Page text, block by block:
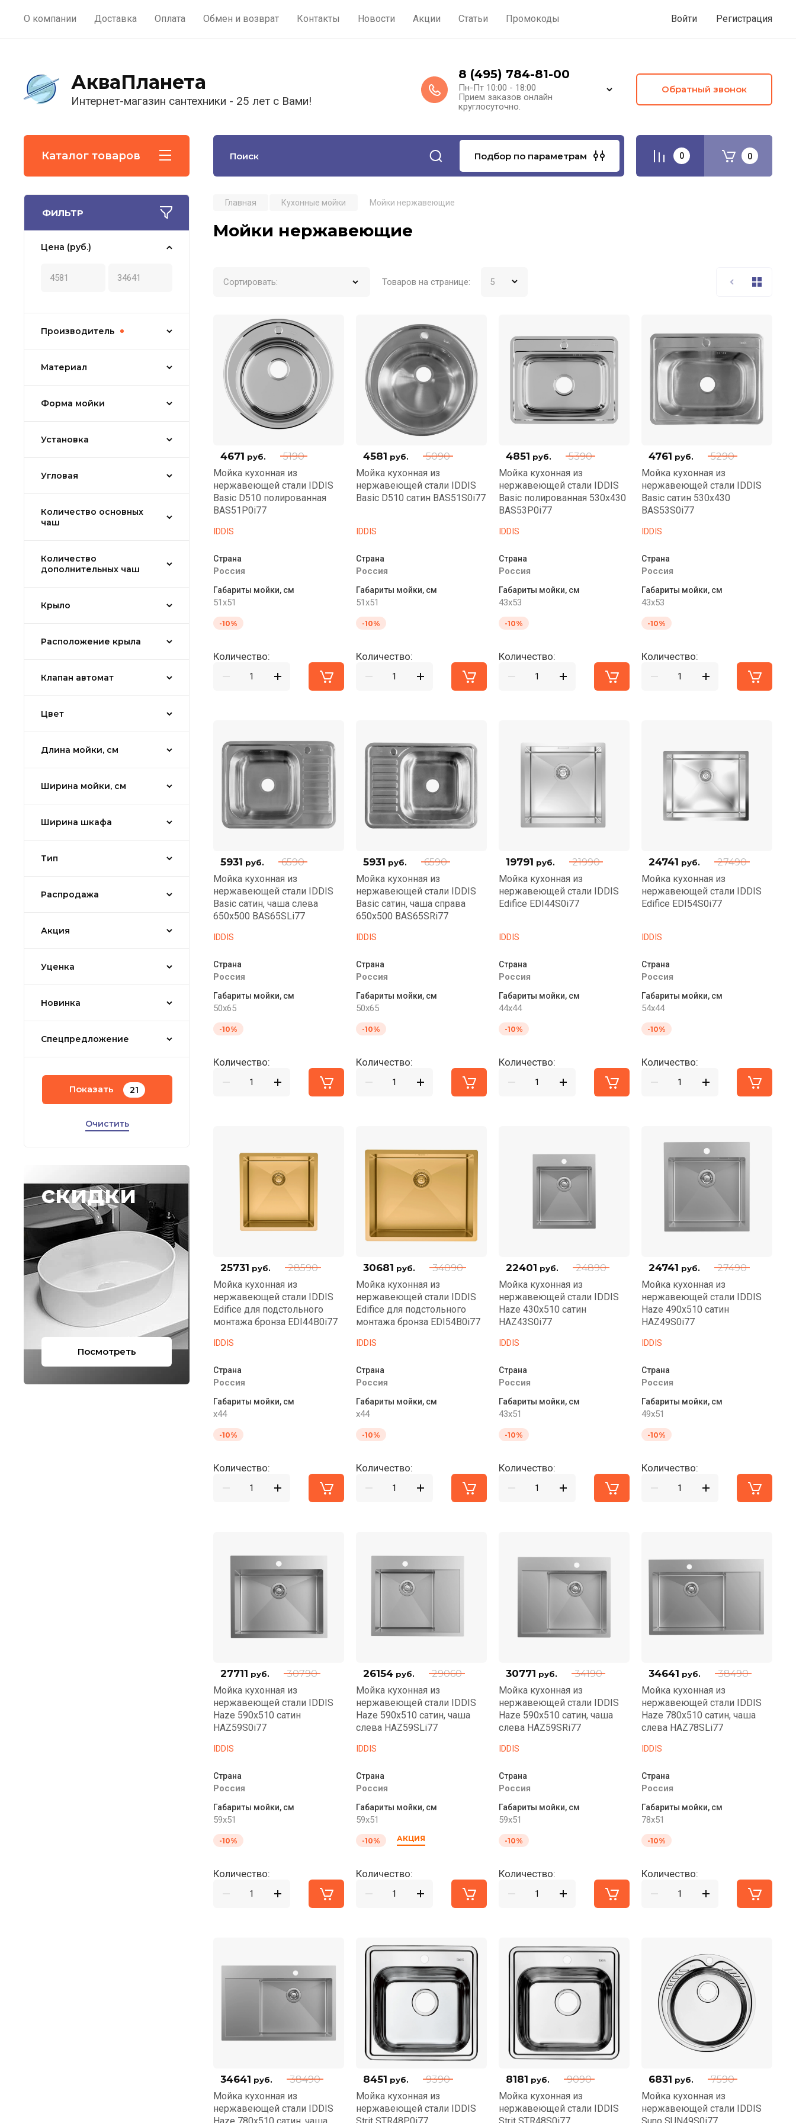
О компании Доставка Оплата Обмен и возврат Контакты Новости Акции Статьи Промокоды Войти Регистрация
АкваПланета
Интернет-магазин сантехники - 25 лет с Вами!
8 (495) 784-81-00
Пн-Пт 10:00 - 18:00
Прием заказов онлайн
круглосуточно.
Обратный звонок
Каталог товаров Подбор по параметрам 0 0
ФИЛЬТР
Цена (руб.)
Производитель
Материал
Форма мойки
Установка
Угловая
Количество основных
чаш
Количество
дополнительных чаш
Крыло
Расположение крыла
Клапан автомат
Цвет
Длина мойки, см
Ширина мойки, см
Ширина шкафа
Тип
Распродажа
Акция
Уценка
Новинка
Спецпредложение
Показать 21
Очистить
скидки
Посмотреть
Главная Кухонные мойки Мойки нержавеющие
Мойки нержавеющие
Сортировать: Товаров на странице:
5190
4671 руб.
Мойка кухонная из
нержавеющей стали IDDIS
Basic D510 полированная
BAS51P0i77
IDDIS
Страна
Россия
Габариты мойки, см
51x51
-10%
Количество:
5090
4581 руб.
Мойка кухонная из
нержавеющей стали IDDIS
Basic D510 сатин BAS51S0i77
IDDIS
Страна
Россия
Габариты мойки, см
51x51
-10%
Количество:
5390
4851 руб.
Мойка кухонная из
нержавеющей стали IDDIS
Basic полированная 530x430
BAS53P0i77
IDDIS
Страна
Россия
Габариты мойки, см
43x53
-10%
Количество:
5290
4761 руб.
Мойка кухонная из
нержавеющей стали IDDIS
Basic сатин 530x430
BAS53S0i77
IDDIS
Страна
Россия
Габариты мойки, см
43x53
-10%
Количество:
6590
5931 руб.
Мойка кухонная из
нержавеющей стали IDDIS
Basic сатин, чаша слева
650x500 BAS65SLi77
IDDIS
Страна
Россия
Габариты мойки, см
50x65
-10%
Количество:
6590
5931 руб.
Мойка кухонная из
нержавеющей стали IDDIS
Basic сатин, чаша справа
650x500 BAS65SRi77
IDDIS
Страна
Россия
Габариты мойки, см
50x65
-10%
Количество:
21990
19791 руб.
Мойка кухонная из
нержавеющей стали IDDIS
Edifice EDI44S0i77
IDDIS
Страна
Россия
Габариты мойки, см
44x44
-10%
Количество:
27490
24741 руб.
Мойка кухонная из
нержавеющей стали IDDIS
Edifice EDI54S0i77
IDDIS
Страна
Россия
Габариты мойки, см
54x44
-10%
Количество:
28590
25731 руб.
Мойка кухонная из
нержавеющей стали IDDIS
Edifice для подстольного
монтажа бронза EDI44B0i77
IDDIS
Страна
Россия
Габариты мойки, см
x44
-10%
Количество:
34090
30681 руб.
Мойка кухонная из
нержавеющей стали IDDIS
Edifice для подстольного
монтажа бронза EDI54B0i77
IDDIS
Страна
Россия
Габариты мойки, см
x44
-10%
Количество:
24890
22401 руб.
Мойка кухонная из
нержавеющей стали IDDIS
Haze 430x510 сатин
HAZ43S0i77
IDDIS
Страна
Россия
Габариты мойки, см
43x51
-10%
Количество:
27490
24741 руб.
Мойка кухонная из
нержавеющей стали IDDIS
Haze 490x510 сатин
HAZ49S0i77
IDDIS
Страна
Россия
Габариты мойки, см
49x51
-10%
Количество:
30790
27711 руб.
Мойка кухонная из
нержавеющей стали IDDIS
Haze 590x510 сатин
HAZ59S0i77
IDDIS
Страна
Россия
Габариты мойки, см
59x51
-10%
Количество:
29060
26154 руб.
Мойка кухонная из
нержавеющей стали IDDIS
Haze 590x510 сатин, чаша
слева HAZ59SLi77
IDDIS
Страна
Россия
Габариты мойки, см
59x51
-10% АКЦИЯ
Количество:
34190
30771 руб.
Мойка кухонная из
нержавеющей стали IDDIS
Haze 590x510 сатин, чаша
слева HAZ59SRi77
IDDIS
Страна
Россия
Габариты мойки, см
59x51
-10%
Количество:
38490
34641 руб.
Мойка кухонная из
нержавеющей стали IDDIS
Haze 780x510 сатин, чаша
слева HAZ78SLi77
IDDIS
Страна
Россия
Габариты мойки, см
78x51
-10%
Количество:
38490
34641 руб.
Мойка кухонная из
нержавеющей стали IDDIS
9390
8451 руб.
Мойка кухонная из
нержавеющей стали IDDIS
9090
8181 руб.
Мойка кухонная из
нержавеющей стали IDDIS
7590
6831 руб.
Мойка кухонная из
нержавеющей стали IDDIS